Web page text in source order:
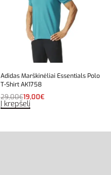
Adidas Marškinėliai Essentials Polo
T-Shirt AK1758
29,00€19,00€
Į krepšelį